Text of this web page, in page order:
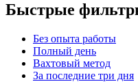
Быстрые
Без опыта работы
Полный день
Вахтовый метод
За последние три дня